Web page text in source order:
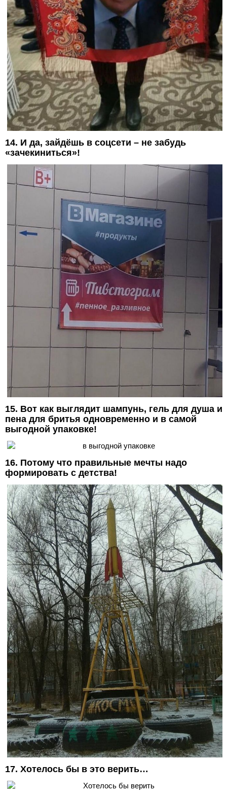
14. И да, зайдёшь в соцсети – не забудь
«зачекиниться»!
15. Вот как выглядит шампунь, гель для душа и
пена для бритья одновременно и в самой
выгодной упаковке!
16. Потому что правильные мечты надо
формировать с детства!
17. Хотелось бы в это верить…